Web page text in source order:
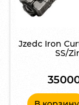
Jzedc Iron
SS/